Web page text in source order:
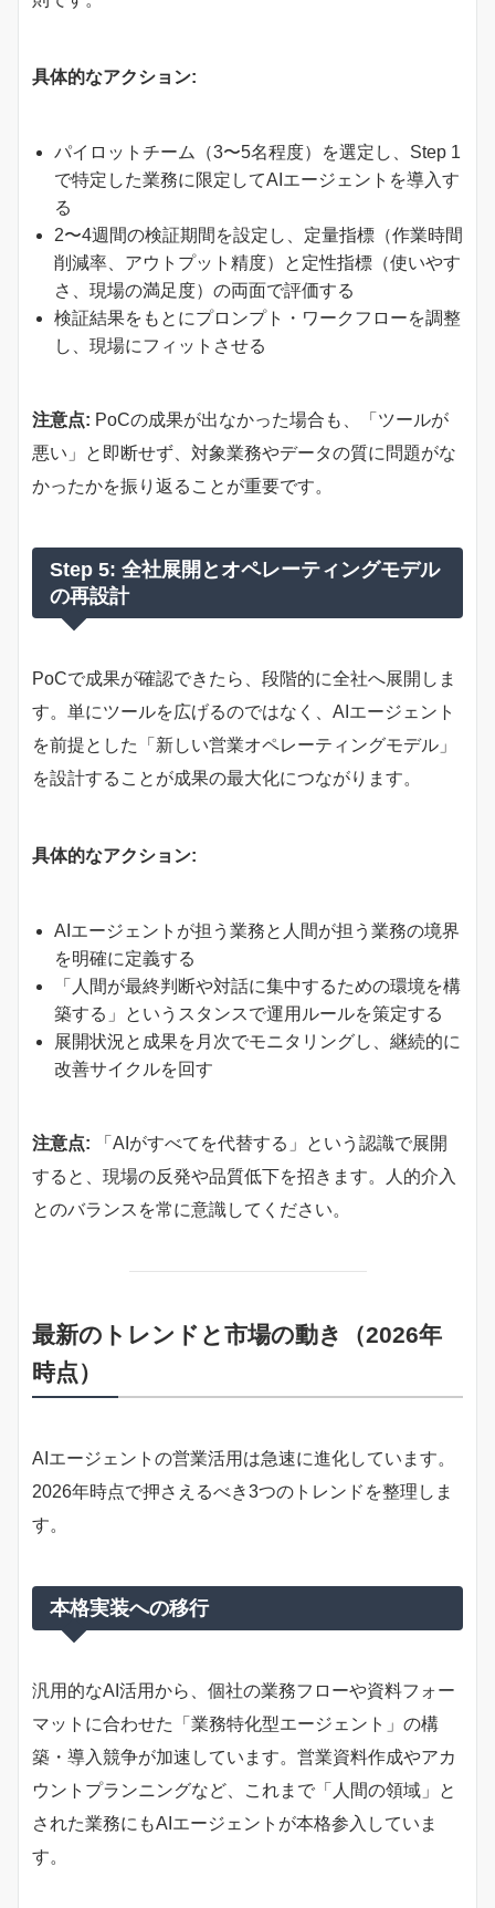
具体的なアクション:
パイロットチーム（3〜5名程度）を選定し、Step 1
で特定した業務に限定してAIエージェントを導入す
る
2〜4週間の検証期間を設定し、定量指標（作業時間
削減率、アウトプット精度）と定性指標（使いやす
さ、現場の満足度）の両面で評価する
検証結果をもとにプロンプト・ワークフローを調整
し、現場にフィットさせる
注意点: PoCの成果が出なかった場合も、「ツールが
悪い」と即断せず、対象業務やデータの質に問題がな
かったかを振り返ることが重要です。
Step 5: 全社展開とオペレーティングモデル
の再設計
PoCで成果が確認できたら、段階的に全社へ展開しま
す。単にツールを広げるのではなく、AIエージェント
を前提とした「新しい営業オペレーティングモデル」
を設計することが成果の最大化につながります。
具体的なアクション:
AIエージェントが担う業務と人間が担う業務の境界
を明確に定義する
「人間が最終判断や対話に集中するための環境を構
築する」というスタンスで運用ルールを策定する
展開状況と成果を月次でモニタリングし、継続的に
改善サイクルを回す
注意点: 「AIがすべてを代替する」という認識で展開
すると、現場の反発や品質低下を招きます。人的介入
とのバランスを常に意識してください。
最新のトレンドと市場の動き（2026年
時点）
AIエージェントの営業活用は急速に進化しています。
2026年時点で押さえるべき3つのトレンドを整理しま
す。
本格実装への移行
汎用的なAI活用から、個社の業務フローや資料フォー
マットに合わせた「業務特化型エージェント」の構
築・導入競争が加速しています。営業資料作成やアカ
ウントプランニングなど、これまで「人間の領域」と
された業務にもAIエージェントが本格参入していま
す。